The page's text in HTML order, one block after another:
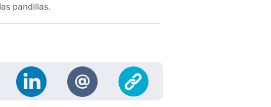
pandillas.